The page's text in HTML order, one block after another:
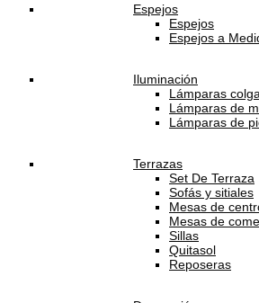
Espejos
Espejos
Espejos a
Iluminación
Lámparas
Lámparas de
Lámparas de
Terrazas
Set De Terraza
Sofás y sitiales
Mesas de
Mesas de
Sillas
Quitasol
Reposeras